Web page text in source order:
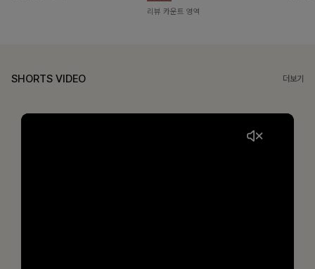
리뷰 카운트 영역
SHORTS VIDEO 더보기